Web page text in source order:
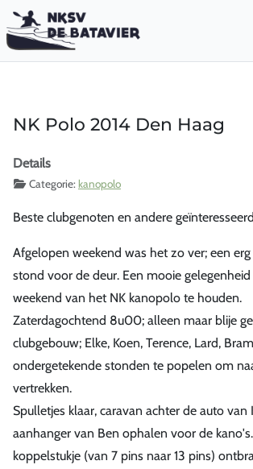
NK Polo 2014 Den Haag
Details
Categorie: kanopolo
Beste clubgenoten en andere
Afgelopen weekend was het zo ver; een
stond voor de deur. Een mooie
weekend van het NK kanopolo te houden.
Zaterdagochtend 8u00; alleen maar blije
clubgebouw; Elke, Koen, Terence, Lard,
ondergetekende stonden te popelen om
vertrekken.
Spulletjes klaar, caravan achter de auto van
aanhanger van Ben ophalen voor de
koppelstukje (van 7 pins naar 13 pins)